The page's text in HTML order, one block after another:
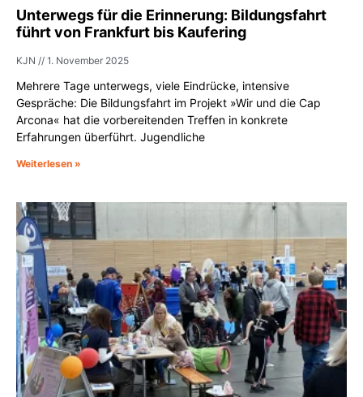
Unterwegs für die Erinnerung: Bildungsfahrt
führt von Frankfurt bis Kaufering
KJN 1. November 2025
Mehrere Tage unterwegs, viele Eindrücke, intensive
Gespräche: Die Bildungsfahrt im Projekt »Wir und die Cap
Arcona« hat die vorbereitenden Treffen in konkrete
Erfahrungen überführt. Jugendliche
Weiterlesen »